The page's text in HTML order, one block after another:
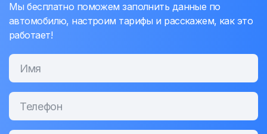
Мы бесплатно поможем заполнить данные по
автомобилю, настроим тарифы и расскажем, как это
работает!